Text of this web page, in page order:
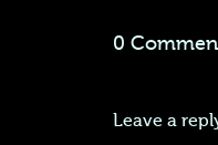
0
Leave a